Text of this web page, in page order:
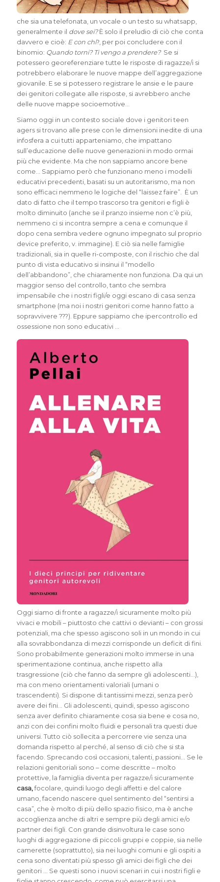
che sia una telefonata, un vocale o un testo su whatsapp,
generalmente il dove sei?È solo il preludio di ciò che conta
davvero e cioè: E con chi?, per poi concludere con il
binomio: Quando torni? Ti vengo a prendere?Se si
potessero georeferenziare tutte le risposte di ragazze/i si
potrebbero elaborare le nuove mappe dell’aggregazione
giovanile. E se si potessero registrare le ansie e le paure
dei genitori collegate alle risposte, si avrebbero anche
delle nuove mappe socioemotive…
Siamo oggi in un contesto sociale dove i genitori teen
agers si trovano alle prese con le dimensioni inedite di una
infosfera a cui tutti apparteniamo, che impattano
sull’educazione delle nuove generazioni in modo ormai
più che evidente. Ma che non sappiamo ancore bene
come… Sappiamo però che funzionano meno i modelli
educativi precedenti, basati su un autoritarismo, ma non
sono efficaci nemmeno le logiche del “laissez faire”. È un
dato di fatto che il tempo trascorso tra genitori e figli è
molto diminuito (anche se il pranzo insieme non c’è più,
nemmeno ci si incontra sempre a cena e comunque il
dopo cena sembra vedere ognuno impegnato sul proprio
device preferito, v. immagine). E ciò sia nelle famiglie
tradizionali, sia in quelle ri-composte, con il rischio che dal
punto di vista educativo si insinui il “modello
dell’abbandono”, che chiaramente non funziona. Da qui un
maggior senso del controllo, tanto che sembra
impensabile che i nostri figli/e oggi escano di casa senza
smartphone (ma noi i nostri genitori come hanno fatto a
sopravvivere ???). Eppure sappiamo che ipercontrollo ed
ossessione non sono educativi …
Oggi siamo di fronte a ragazze/i sicuramente molto più
vivaci e mobili – piuttosto che cattivi o devianti – con grossi
potenziali, ma che spesso agiscono soli in un mondo in cui
alla sovrabbondanza di mezzi corrisponde un deficit di fini.
Sono probabilmente generazioni molto immerse in una
sperimentazione continua, anche rispetto alla
trasgressione (ciò che fanno da sempre gli adolescenti…),
ma con meno orientamenti valoriali (umani o
trascendenti). Si dispone di tantissimi mezzi, senza però
avere dei fini… Gli adolescenti, quindi, spesso agiscono
senza aver definito chiaramente cosa sia bene e cosa no,
anzi con dei confini molto fluidi e personali tra questi due
universi. Tutto ciò sollecita a percorrere vie senza una
domanda rispetto al perché, al senso di ciò che si sta
facendo. Sprecando così occasioni, talenti, passioni… Se le
relazioni genitoriali sono – come descritte – molto
protettive, la famiglia diventa per ragazze/i sicuramente
casa,focolare, quindi luogo degli affetti e del calore
umano, facendo nascere quel sentimento del “sentirsi a
casa”, che è molto di più dello spazio fisico, ma è anche
accoglienza anche di altri e sempre più degli amici e/o
partner dei figli. Con grande disinvoltura le case sono
luoghi di aggregazione di piccoli gruppi e coppie, sia nelle
camerette (soprattutto), sia nei luoghi comuni e gli ospiti a
cena sono diventati più spesso gli amici dei figli che dei
genitori … Se questi sono i nuovi scenari in cui i nostri figli e